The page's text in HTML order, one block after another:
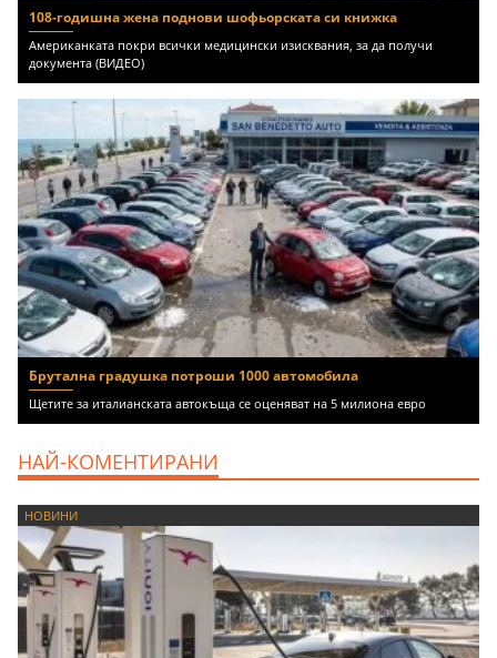
108-годишна жена поднови шофьорската си книжка
Американката покри всички медицински изисквания, за да получи
документа (ВИДЕО)
Брутална градушка потроши 1000 автомобила
Щетите за италианската автокъща се оценяват на 5 милиона евро
НАЙ-КОМЕНТИРАНИ
НОВИНИ